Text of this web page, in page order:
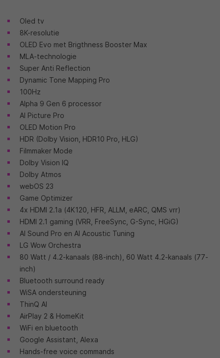
Oled tv
8K-resolutie
OLED Evo met Brigthness Booster Max
MLA-technologie
Super Anti Reflection
Dynamic Tone Mapping Pro
100Hz
Alpha 9 Gen 6 processor
AI Picture Pro
OLED Motion Pro
HDR (Dolby Vision, HDR10 Pro, HLG)
Filmmaker Mode
Dolby Vision IQ
Dolby Atmos
webOS 23
Game Optimizer
4x HDMI 2.1a (4K120, HFR, ALLM, eARC, QMS vrr)
HDMI 2.1 gaming (VRR, FreeSync, G-Sync, HGiG)
AI Sound Pro en AI Acoustic Tuning
LG Wow Orchestra
80 Watt / 4.2-kanaals (88-inch), 60 Watt 4.2-kanaals (77-
inch)
Bluetooth surround ready
WiSA ondersteuning
ThinQ AI
AirPlay 2 & HomeKit
WiFi en bluetooth
Google Assistant, Alexa
Hands-free voice commands